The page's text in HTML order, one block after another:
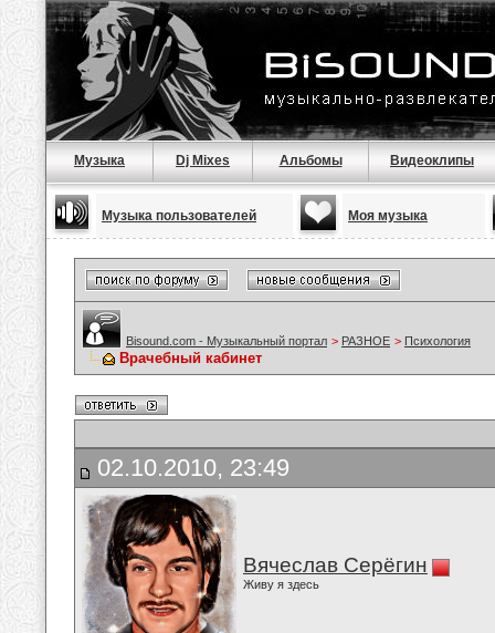
Музыка Dj Mixes Альбомы Видеоклипы
Музыка пользователей Моя музыка
Bisound.com - Музыкальный портал > РАЗНОЕ > Психология
Врачебный кабинет
02.10.2010, 23:49
Вячеслав Серёгин
Живу я здесь